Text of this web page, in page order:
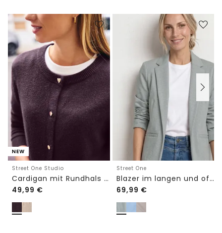
NEW
Street One Studio
Cardigan mit Rundhals und Knöpfen
49,99 €
Street One
Blazer im langen und offenen Schnitt
69,99 €